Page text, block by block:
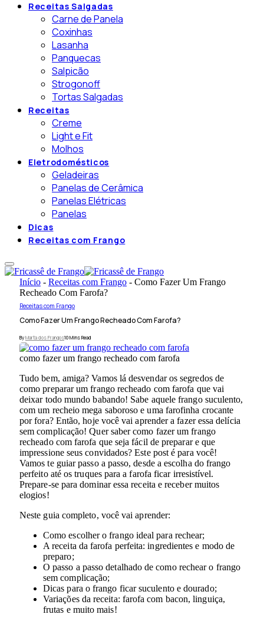
Receitas Salgadas
Carne de Panela
Coxinhas
Lasanha
Panquecas
Salpicão
Strogonoff
Tortas Salgadas
Receitas
Creme
Light e Fit
Molhos
Eletrodomésticos
Geladeiras
Panelas de Cerâmica
Panelas Elétricas
Panelas
Dicas
Receitas com Frango
Início - Receitas com Frango - Como Fazer Um Frango
Recheado Com Farofa?
Receitas com Frango
Como Fazer Um Frango Recheado Com Farofa?
ByMarta dos Frangos10 Mins Read
como fazer um frango recheado com farofa
Tudo bem, amiga? Vamos lá desvendar os segredos de
como preparar um frango recheado com farofa que vai
deixar todo mundo babando! Sabe aquele frango suculento,
com um recheio mega saboroso e uma farofinha crocante
por fora? Então, hoje você vai aprender a fazer essa delícia
sem complicação! Quer saber como fazer um frango
recheado com farofa que seja fácil de preparar e que
impressione seus convidados? Este post é para você!
Vamos te guiar passo a passo, desde a escolha do frango
perfeito até os truques para a farofa ficar irresistível.
Prepare-se para dominar essa receita e receber muitos
elogios!
Neste guia completo, você vai aprender:
Como escolher o frango ideal para rechear;
A receita da farofa perfeita: ingredientes e modo de
preparo;
O passo a passo detalhado de como rechear o frango
sem complicação;
Dicas para o frango ficar suculento e dourado;
Variações da receita: farofa com bacon, linguiça,
frutas e muito mais!